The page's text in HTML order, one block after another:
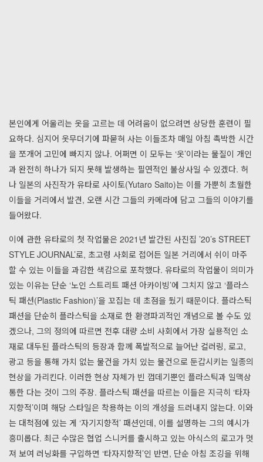
본인에게 어울리는 옷을 고르는 데 어려움이 없으려면 상당한 훈련이 필
요하다. 심지어 옷무더기에 파묻혀 사는 이들조차 매일 아침 촉박한 시간
을 쪼개어 고민에 빠지지 않나. 어쩌면 이 모두는 ‘옷’이라는 물질이 개인
과 완전히 하나가 되지 못해 발생하는 필연적인 불상사일 수 있겠다. 허
나 일본의 사진작가 유타로 사이토(Yutaro Saito)는 이를 가뿐히 초월한
이들을 거리에서 발견, 오랜 시간 그들의 카메라에 담고 그들의 이야기를
들어왔다.
이에 관한 유타로의 첫 작업물은 2021년 발간된 사진집 ’20’s STREET
STYLE JOURNAL’로, 초고령 사회로 접어든 일본 거리에서 쉬이 마주
할 수 있는 이들을 과감한 색감으로 포착했다. 유타로의 작업물이 의미가
있는 이유는 단순 ‘노인 스트리트 패션 아카이빙’에 그치지 않고 ‘플라스
틱 패션(Plastic Fashion)’을 꼬집는 데 초점을 뒀기 때문이다. 플라스틱
패션을 단순히 플라스틱을 소재로 한 환경파괴적인 개념으로 볼 수도 있
겠으나, 그의 정의에 따르면 전후 대량 소비 사회에서 가장 실용적인 소
재로 대두된 플라스틱의 등장과 함께 폭발적으로 늘어난 컬러링, 로고,
광고 등을 통해 가치 없는 물건을 가치 있는 물건으로 둔갑시키는 일종의
현상을 가리킨다. 이러한 현상 자체가 빈 껍데기뿐인 플라스틱과 일맥상
통한 다는 것이 그의 주장. 플라스틱 패션을 따르는 이들은 지극히 ‘타자
지향적’이며 해당 스타일은 착용하는 이의 개성을 드러내지 않는다. 이와
는 대척점에 있는 게 ‘자기지향적’ 패션인데, 이를 설명하는 그의 예시가
흥미롭다. 최근 수많은 협업 스니커를 출시하고 있는 아식스의 로고가 멋
져 보여 러닝화를 구입하면 ‘타자지향적’인 반면, 단순 아침 조깅을 위해